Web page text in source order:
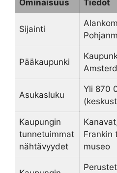
Ominaisuus Tiedot
Sijainti
Pääkaupunki
Asukasluku
Yli 870
Kaupungin
tunnetuimmat
nähtävyydet
Frankin
museo